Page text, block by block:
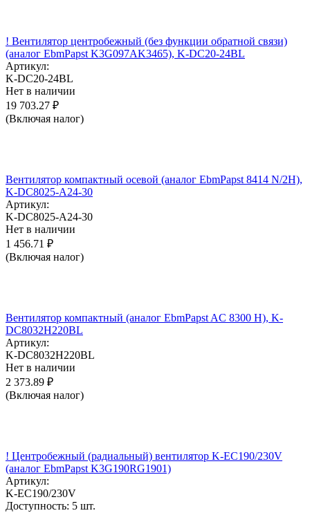
! Вентилятор центробежный (без функции обратной связи)
(аналог EbmPapst K3G097AK3465), K-DC20-24BL
Артикул:
K-DC20-24BL
Нет в наличии
19 703.27 ₽
(Включая налог)
Вентилятор компактный осевой (аналог EbmPapst 8414 N/2H),
K-DC8025-A24-30
Артикул:
K-DC8025-A24-30
Нет в наличии
1 456.71 ₽
(Включая налог)
Вентилятор компактный (аналог EbmPapst AC 8300 H), K-
DC8032H220BL
Артикул:
K-DC8032H220BL
Нет в наличии
2 373.89 ₽
(Включая налог)
! Центробежный (радиальный) вентилятор K-EC190/230V
(аналог EbmPapst K3G190RG1901)
Артикул:
K-EC190/230V
Доступность: 5 шт.